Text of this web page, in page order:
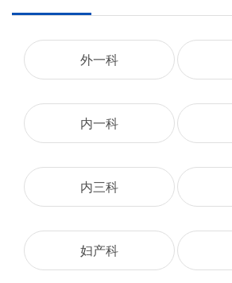
外一科
内一科
内三科
妇产科